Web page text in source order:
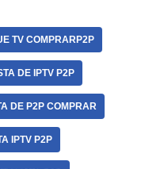
TV COMPRARP2P
DE IPTV P2P
DE P2P COMPRAR
IPTV P2P